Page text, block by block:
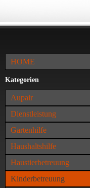
HOME
Kategorien
Aupair
Dienstleistung
Gartenhilfe
Haushaltshilfe
Haustierbetreuung
Kinderbetreuung